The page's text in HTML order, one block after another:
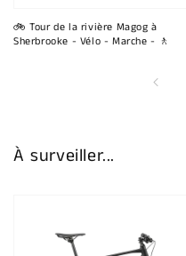
🚲 Tour de la rivière Magog à
Sherbrooke - Vélo - Marche - 🚶
À surveiller...